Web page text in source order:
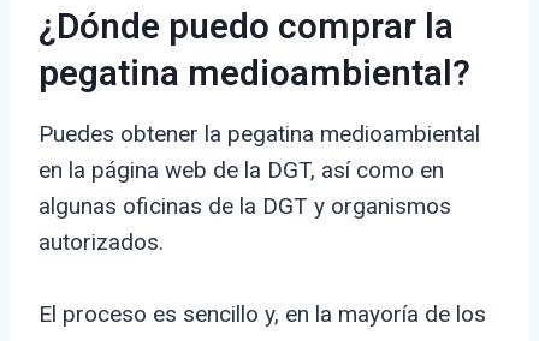
¿Dónde puedo comprar la
pegatina medioambiental?
Puedes obtener la pegatina medioambiental
en la página web de la DGT, así como en
algunas oficinas de la DGT y organismos
autorizados.
El proceso es sencillo y, en la mayoría de los